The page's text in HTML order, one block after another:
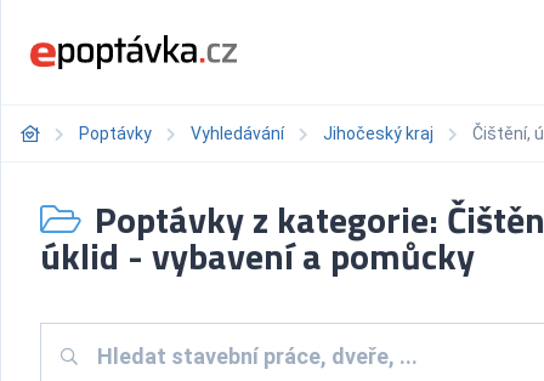
Poptávky Vyhledávání Jihočeský kraj Čištění,
Poptávky z kategorie:
úklid - vybavení a pomůcky